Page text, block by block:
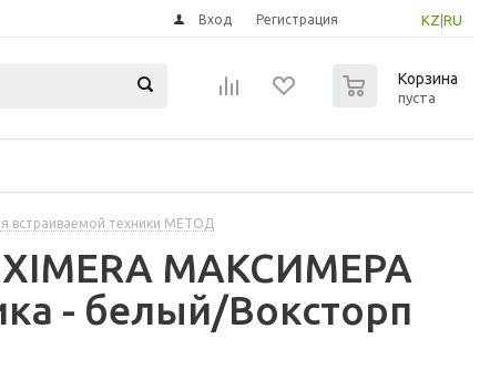
KZ RU
Вход Регистрация
Корзина
пуста
встраиваемой техники МЕТОД
МАКСИМЕРА
- белый/Воксторп